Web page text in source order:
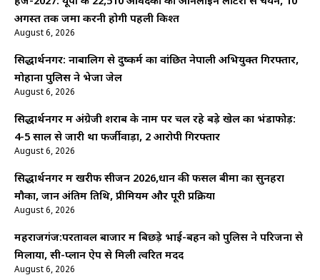
अगस्त तक जमा करनी होगी पहली किश्त
August 6, 2026
सिद्धार्थनगर: नाबालिग से दुष्कर्म का वांछित नेपाली अभियुक्त गिरफ्तार,
मोहाना पुलिस ने भेजा जेल
August 6, 2026
सिद्धार्थनगर में अंग्रेजी शराब के नाम पर चल रहे बड़े खेल का भंडाफोड़:
4-5 साल से जारी था फर्जीवाड़ा, 2 आरोपी गिरफ्तार
August 6, 2026
सिद्धार्थनगर में खरीफ सीजन 2026,धान की फसल बीमा का सुनहरा
मौका, जानें अंतिम तिथि, प्रीमियम और पूरी प्रक्रिया
August 6, 2026
महराजगंज:परतावल बाजार में बिछड़े भाई-बहन को पुलिस ने परिजनों से
मिलाया, सी-प्लान ऐप से मिली त्वरित मदद
August 6, 2026